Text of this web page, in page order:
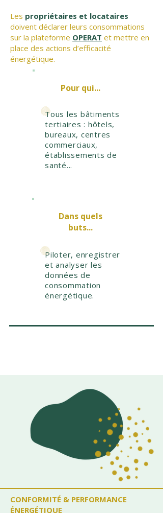
Les propriétaires et locataires
doivent déclarer leurs consommations
sur la plateforme OPERAT et mettre en
place des actions d’efficacité
énergétique.
Pour qui...
Tous les bâtiments
tertiaires : hôtels,
bureaux, centres
commerciaux,
établissements de
santé...
Dans quels
buts...
Piloter, enregistrer
et analyser les
données de
consommation
énergétique.
CONFORMITÉ & PERFORMANCE
ÉNERGÉTIQUE